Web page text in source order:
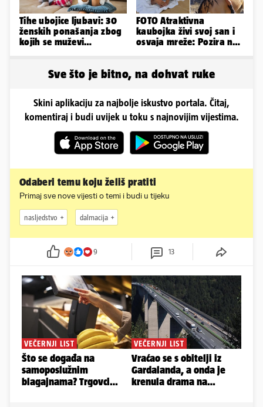
Tihe ubojice ljubavi: 30
ženskih ponašanja zbog
kojih se muževi
FOTO Atraktivna
kaubojka živi svoj san i
osvaja mreže: Pozira na
Sve što je bitno, na dohvat ruke
Skini aplikaciju za najbolje iskustvo portala. Čitaj,
komentiraj i budi uvijek u toku s najnovijim vijestima.
Odaberi temu koju želiš pratiti
Primaj sve nove vijesti o temi i budi u tijeku
nasljedstvo dalmacija
9 13